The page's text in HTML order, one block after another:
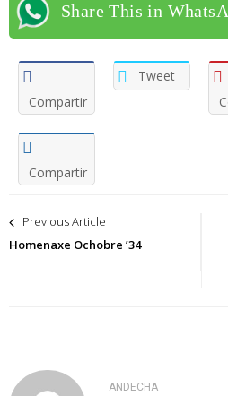
Share This in
Compartir
Tweet
Compartir
Navegación
de
Previous Article
Homenaxe Ochobre ’34
ANDECHA